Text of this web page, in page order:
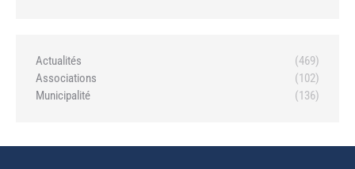
Actualités
(469)
Associations
(102)
Municipalité
(136)